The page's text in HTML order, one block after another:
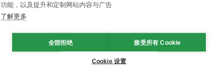
功能，以及提升和定制网站内容与广告
了解更多
全部拒绝 接受所有 Cookie
Cookie 设置